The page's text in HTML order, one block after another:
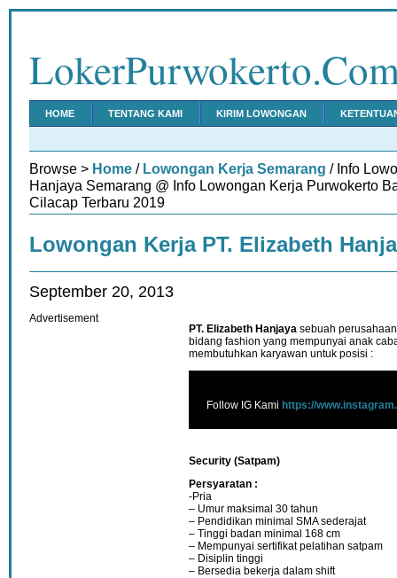
HOME TENTANG KAMI KIRIM LOWONGAN
Browse > Home / Lowongan Kerja Semarang / Info
Hanjaya Semarang @ Info Lowongan Kerja Purwokerto
Cilacap Terbaru 2019
Lowongan Kerja PT. Elizabeth
September 20, 2013
PT. Elizabeth Hanjaya sebuah
bidang fashion yang mempunyai anak
membutuhkan karyawan untuk posisi :
Follow IG Kami https://
Security (Satpam)
Persyaratan :
-Pria
– Umur maksimal 30 tahun
– Pendidikan minimal SMA sederajat
– Tinggi badan minimal 168 cm
– Mempunyai sertifikat pelatihan satpam
– Disiplin tinggi
– Bersedia bekerja dalam shift
Advertisement